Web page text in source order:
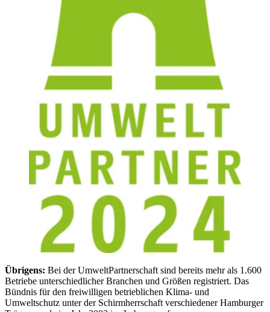
Übrigens: Bei der UmweltPartnerschaft sind bereits mehr als 1.600
Betriebe unterschiedlicher Branchen und Größen registriert. Das
Bündnis für den freiwilligen betrieblichen Klima- und
Umweltschutz unter der Schirmherrschaft verschiedener Hamburger